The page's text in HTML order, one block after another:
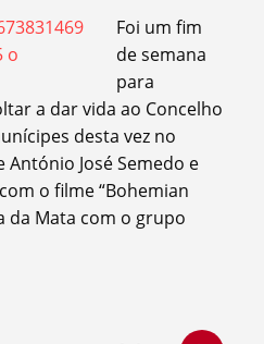
Foi um fim
de semana
para
a dar vida ao Concelho
desta vez no
José Semedo e
o filme “Bohemian
da Mata com o grupo